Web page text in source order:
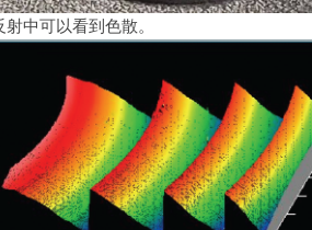
中可以看到色散。